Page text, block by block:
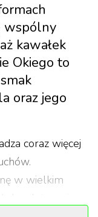
wspólny
kawałek
Okiego to
oraz jego
coraz więcej
w wielkim
dwa lata na jego